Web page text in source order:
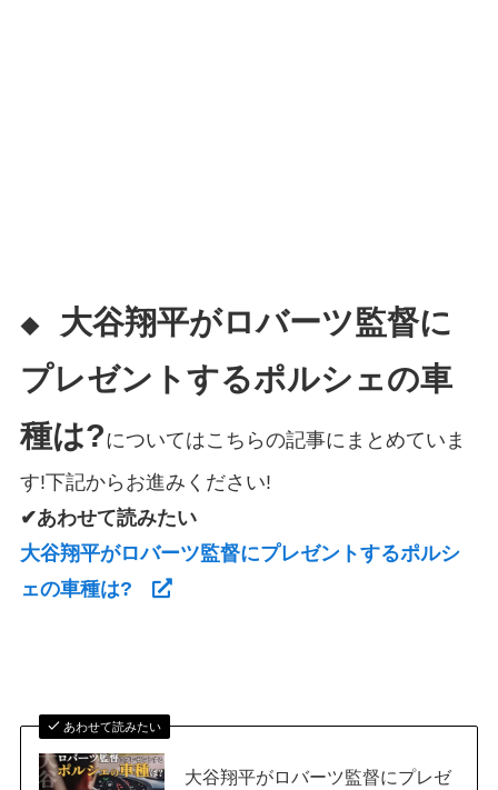
◆
大谷翔平がロバーツ監督に
プレゼントするポルシェの車
種は?についてはこちらの記事にまとめていま
す!下記からお進みください!
✔あわせて読みたい
大谷翔平がロバーツ監督にプレゼントするポルシ
ェの車種は?
あわせて読みたい
大谷翔平がロバーツ監督にプレゼ